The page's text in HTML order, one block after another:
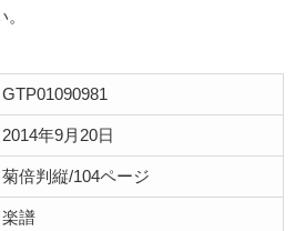
GTP01090981
2014年9月20日
菊倍判縦/104ページ
楽譜